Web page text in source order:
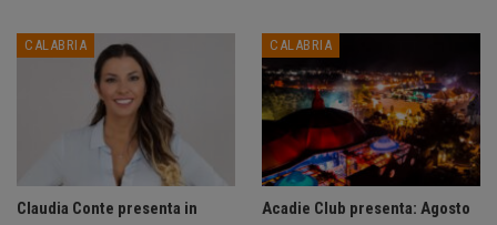
CALABRIA
Claudia Conte presenta in
CALABRIA
Acadie Club presenta: Agosto